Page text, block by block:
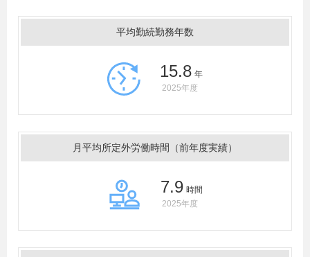
平均勤続勤務年数
15.8 年
2025年度
月平均所定外労働時間（前年度実績）
7.9 時間
2025年度